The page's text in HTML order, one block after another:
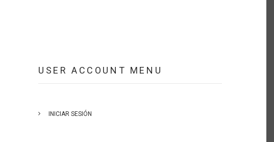
USER ACCOUNT MENU
INICIAR SESIÓN